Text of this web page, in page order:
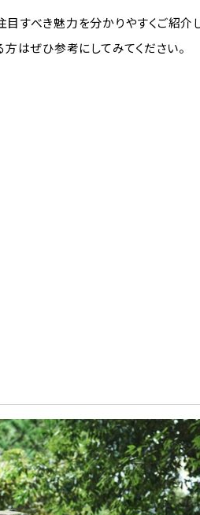
すべき魅力を分かりやすくご紹介
はぜひ参考にしてみてください。